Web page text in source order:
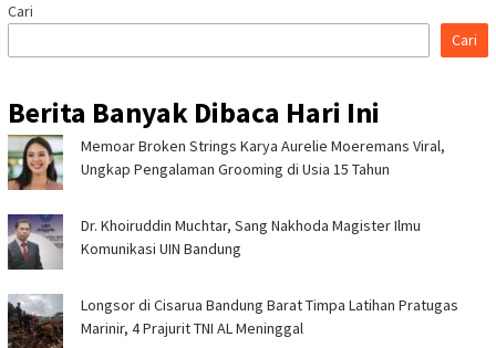
Cari
Cari
Berita Banyak Dibaca Hari Ini
Memoar Broken Strings Karya Aurelie Moeremans Viral,
Ungkap Pengalaman Grooming di Usia 15 Tahun
Dr. Khoiruddin Muchtar, Sang Nakhoda Magister Ilmu
Komunikasi UIN Bandung
Longsor di Cisarua Bandung Barat Timpa Latihan Pra­tugas
Marinir, 4 Prajurit TNI AL Meninggal